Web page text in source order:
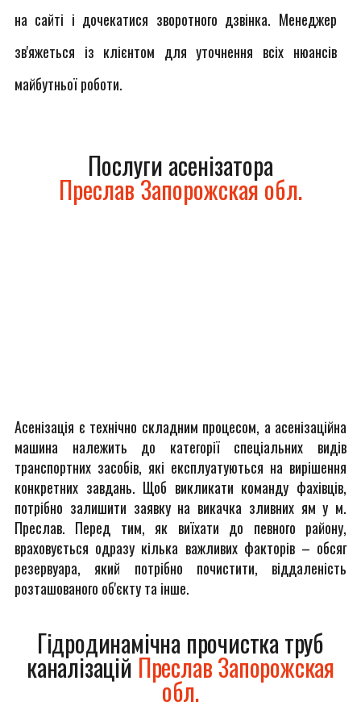
на сайті і дочекатися зворотного дзвінка. Менеджер
зв'яжеться із клієнтом для уточнення всіх нюансів
майбутньої роботи.
Послуги асенізатора
Преслав Запорожская обл.
Асенізація є технічно складним процесом, а асенізаційна
машина належить до категорії спеціальних видів
транспортних засобів, які експлуатуються на вирішення
конкретних завдань. Щоб викликати команду фахівців,
потрібно залишити заявку на викачка зливних ям у м.
Преслав. Перед тим, як виїхати до певного району,
враховується одразу кілька важливих факторів – обсяг
резервуара, який потрібно почистити, віддаленість
розташованого об'єкту та інше.
Гідродинамічна прочистка труб
каналізацій Преслав Запорожская
обл.